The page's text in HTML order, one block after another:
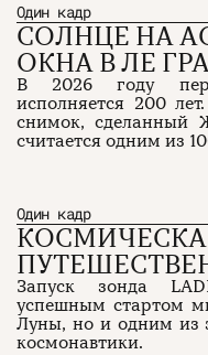
Один кадр
СОЛНЦЕ НА
ОКНА В ЛЕ
В 2026 году
исполняется 200
снимок, сделанный
считается одним из
Один кадр
Запуск зонда
успешным стартом
Луны, но и одним из
космонавтики.